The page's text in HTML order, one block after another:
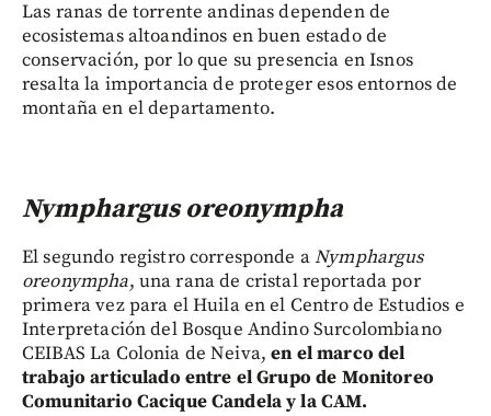
Las ranas de torrente andinas dependen de
ecosistemas altoandinos en buen estado de
conservación, por lo que su presencia en Isnos
resalta la importancia de proteger esos entornos de
montaña en el departamento.
Nymphargus oreonympha
El segundo registro corresponde aNymphargus
oreonympha, una rana de cristal reportada por
primera vez para el Huila en el Centro de Estudios e
Interpretación del Bosque Andino Surcolombiano
CEIBAS La Colonia de Neiva,en el marco del
trabajo articulado entre el Grupo de Monitoreo
Comunitario Cacique Candela y la CAM.